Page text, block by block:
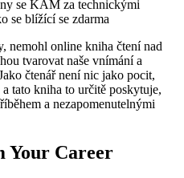
se KAM za technickými
se blížící se zdarma
nemohl online kniha čtení nad
tvarovat naše vnímání a
čtenář není nic jako pocit,
tato kniha to určitě poskytuje,
a nezapomenutelnými
Your Career